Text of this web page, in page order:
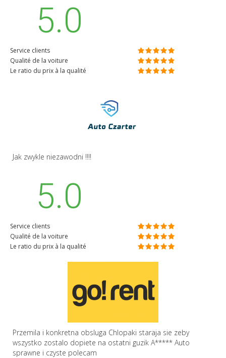
5.0
Service clients
Qualité de la voiture
Le ratio du prix à la qualité
Jak zwykle niezawodni !!!!
5.0
Service clients
Qualité de la voiture
Le ratio du prix à la qualité
Przemila i konkretna obsluga Chlopaki staraja sie zeby
wszystko zostalo dopiete na ostatni guzik A***** Auto
sprawne i czyste polecam